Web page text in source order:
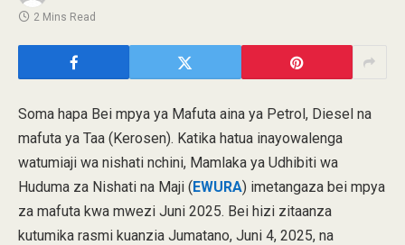
2 Mins Read
Soma hapa Bei mpya ya Mafuta aina ya Petrol, Diesel na
mafuta ya Taa (Kerosen). Katika hatua inayowalenga
watumiaji wa nishati nchini, Mamlaka ya Udhibiti wa
Huduma za Nishati na Maji (EWURA) imetangaza bei mpya
za mafuta kwa mwezi Juni 2025. Bei hizi zitaanza
kutumika rasmi kuanzia Jumatano, Juni 4, 2025, na